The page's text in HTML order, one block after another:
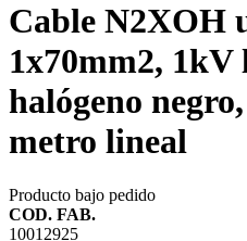
Cable N2XOH
1x70mm2, 1kV
halógeno
metro lineal
Producto bajo pedido
COD. FAB.
10012925